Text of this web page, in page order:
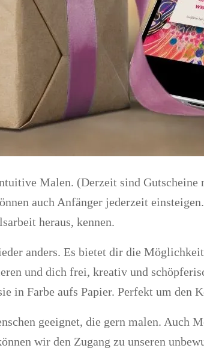
Malen. (Derzeit sind
auch Anfänger jederzeit
heraus, kennen.
anders. Es bietet dir die
und dich frei, kreativ und
in Farbe aufs Papier. Perfekt um den
geeignet, die gern malen. Auch
wir den Zugang zu unseren